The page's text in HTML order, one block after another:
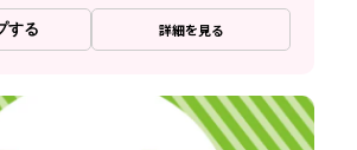
する 詳細を見る